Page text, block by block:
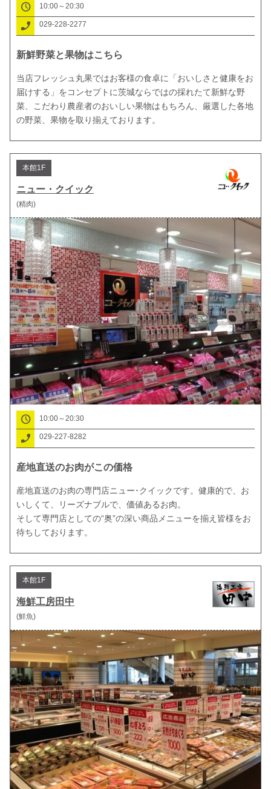
10:00～20:30
029-228-2277
新鮮野菜と果物はこちら
当店フレッシュ丸果ではお客様の食卓に「おいしさと健康をお
届けする」をコンセプトに茨城ならではの採れたて新鮮な野
菜、こだわり農産者のおいしい果物はもちろん、厳選した各地
の野菜、果物を取り揃えております。
本館1F
ニュー・クイック
(精肉)
10:00～20:30
029-227-8282
産地直送のお肉がこの価格
産地直送のお肉の専門店ニュー･クイックです。健康的で、お
いしくて、リーズナブルで、価値あるお肉。
そして専門店としての“奥”の深い商品メニューを揃え皆様をお
待ちしております。
本館1F
海鮮工房田中
(鮮魚)